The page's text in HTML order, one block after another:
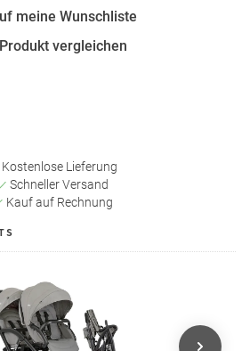
meine Wunschliste
Produkt vergleichen
Kostenlose Lieferung
Schneller Versand
Kauf auf Rechnung